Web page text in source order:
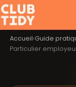
Accueil›Guide
Particulier